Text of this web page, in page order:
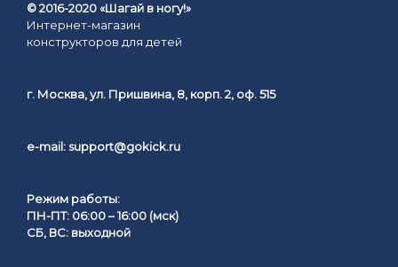
© 2016-2020 «Шагай в ногу!»
Интернет-магазин
конструкторов для детей
г. Москва, ул. Пришвина, 8, корп. 2, оф. 515
e-mail: support@gokick.ru
Режим работы:
ПН-ПТ: 06:00 – 16:00 (мск)
СБ, ВС: выходной